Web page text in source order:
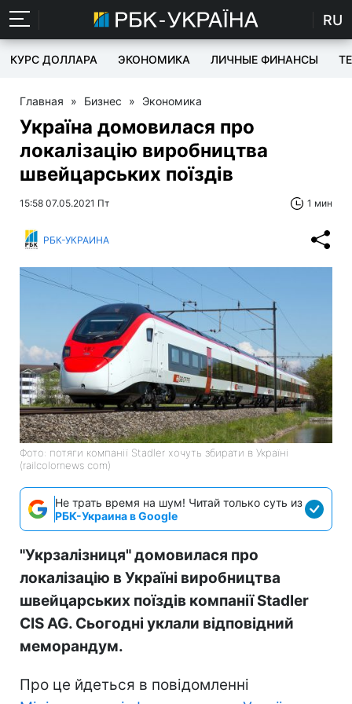
RU
КУРС ДОЛЛАРА ЭКОНОМИКА ЛИЧНЫЕ ФИНАНСЫ
Главная » Бизнес » Экономика
Україна домовилася про
локалізацію виробництва
швейцарських поїздів
15:58 07.05.2021 Пт 1 мин
РБК-УКРАИНА
Фото: потяги компанії Stadler хочуть збирати в Україні
(railcolornews com)
Не трать время на шум! Читай только суть из
РБК-Украина в Google
"Укрзалізниця" домовилася про
локалізацію в Україні виробництва
швейцарських поїздів компанії Stadler
CIS AG. Сьогодні уклали відповідний
меморандум.
Про це йдеться в повідомленні